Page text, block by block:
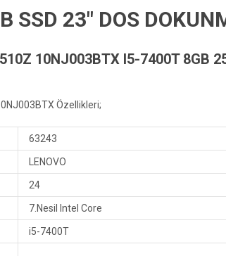
SSD 23″ DOS
10NJ003BTX I5-7400T 8GB
Özellikleri;
63243
LENOVO
24
7.Nesil Intel Core
i5-7400T